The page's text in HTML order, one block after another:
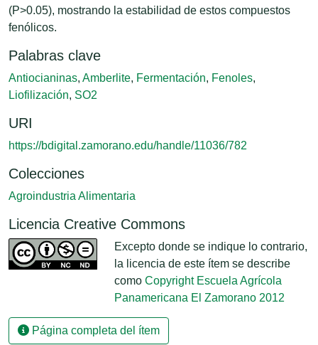
(P>0.05), mostrando la estabilidad de estos compuestos
fenólicos.
Palabras clave
Antiocianinas, Amberlite, Fermentación, Fenoles,
Liofilización, SO2
URI
https://bdigital.zamorano.edu/handle/11036/782
Colecciones
Agroindustria Alimentaria
Licencia Creative Commons
Excepto donde se indique lo contrario,
la licencia de este ítem se describe
como Copyright Escuela Agrícola
Panamericana El Zamorano 2012
Página completa del ítem